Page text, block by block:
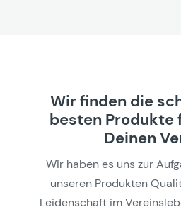
Wir finden die
besten Produkte
Deinen
Wir haben es uns zur
unseren Produkten
Leidenschaft im